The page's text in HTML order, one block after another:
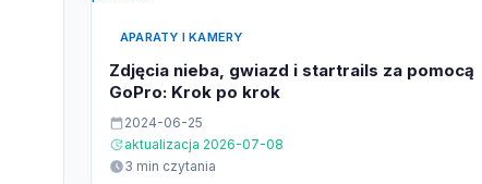
APARATY I KAMERY
Zdjęcia nieba, gwiazd i startrails za pomocą
GoPro: Krok po krok
2024-06-25
aktualizacja 2026-07-08
3 min czytania